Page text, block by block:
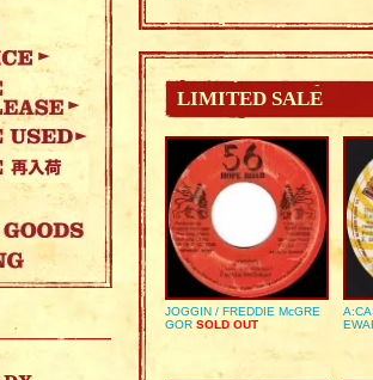
LIMITED SALE
JOGGIN / FREDDIE McGRE
GOR SOLD OUT